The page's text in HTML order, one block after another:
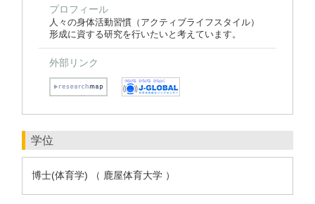
プロフィール
人々の身体活動習慣（アクティブライフスタイル）
形成に資する研究を行いたいと考えています。
外部リンク
学位
博士(体育学) （ 鹿屋体育大学 ）